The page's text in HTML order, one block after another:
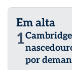
Em alta
1
por